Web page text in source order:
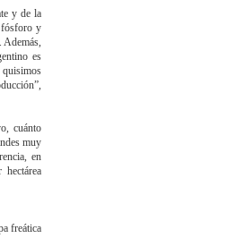
y de la
fósforo y
Además,
es
quisimos
cuánto
muy
en
freática